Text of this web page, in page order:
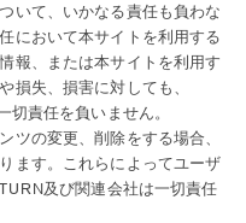
いて、いかなる責任も負わな
において本サイトを利用する
報、または本サイトを利用す
損失、損害に対しても、
責任を負いません。
ツの変更、削除をする場合、
ます。これらによってユーザ
及び関連会社は一切責任